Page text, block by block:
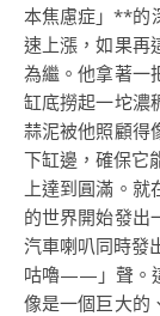
本焦慮症」**的
速上漲，如果再
為繼。他拿著一
缸底撈起一坨濃
蒜泥被他照顧得
下缸邊，確保它
上達到圓滿。
的世界開始發出
汽車喇叭同時
咕嚕——」聲。
像是一個巨大的